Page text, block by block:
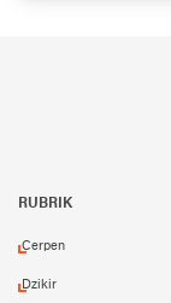
RUBRIK
Cerpen
Dzikir